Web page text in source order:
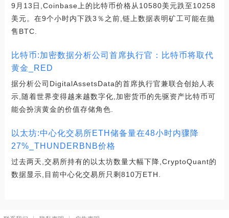
9月13日,Coinbase上的比特币价格从10580美元跌至10258
美元。在9个小时内下跌3％之前,链上数据表明矿工可能在抛
售BTC.
比特币:加密数据分析公司首席执行官：比特币将取代
黄金_RED
据分析公司DigitalAssetsData的首席执行官兼联合创始人表
示,随着世界变得越来越数字化,加密货币的先驱资产比特币可
能会扮演黄金的价值存储角色.
以太坊:中心化交易所ETH储备量在48小时内骤降
27%_THUNDERBNB价格
过去两天,交易所持有的以太坊数量大幅下降,CryptoQuant的
数据显示,目前中心化交易所只剩810万ETH.